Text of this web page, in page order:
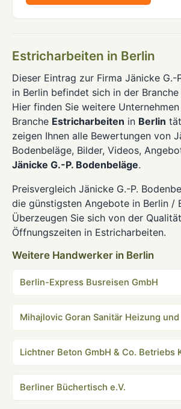
Estricharbeiten in Berlin
Dieser Eintrag zur Firma Jänicke G.-
in Berlin befindet sich in der
Hier finden Sie weitere
Branche Estricharbeiten in Berlin
zeigen Ihnen alle Bewertungen von
Bodenbeläge, Bilder, Videos,
Jänicke G.-P. Bodenbeläge.
Preisvergleich Jänicke G.-P.
die günstigsten Angebote in Berlin /
Überzeugen Sie sich von der
Öffnungszeiten in Estricharbeiten.
Weitere Handwerker in Berlin
Berlin-Express Busreisen GmbH
Mihajlovic Goran Sanitär Heizung
Lichtner Beton GmbH & Co. Betriebs
Berliner Büchertisch e.V.